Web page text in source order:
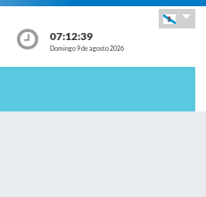
07:12:39
Domingo 9 de agosto 2026